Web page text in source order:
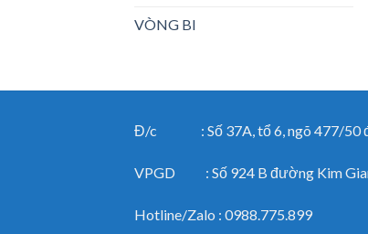
VÒNG BI
Đ/c : Số 37A, tổ 6, ngõ 477/50
VPGD : Số 924 B đường Kim
Hotline/Zalo : 0988.775.899